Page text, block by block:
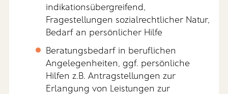
indikationsübergreifend,
Fragestellungen sozialrechtlicher Natur,
Bedarf an persönlicher Hilfe
Beratungsbedarf in beruflichen
Angelegenheiten, ggf. persönliche
Hilfen z.B. Antragstellungen zur
Erlangung von Leistungen zur